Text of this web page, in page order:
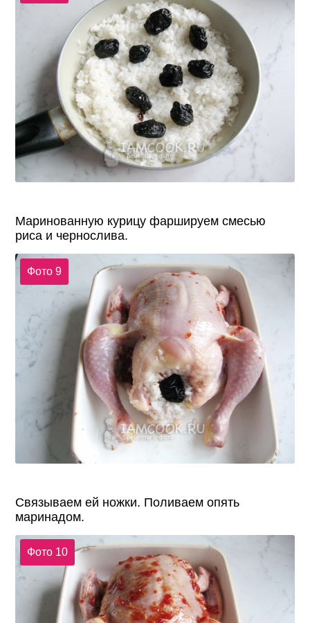
Маринованную курицу фаршируем смесью
риса и чернослива.
Фото 9
Связываем ей ножки. Поливаем опять
маринадом.
Фото 10